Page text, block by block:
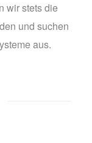
wir stets die
und suchen
aus.